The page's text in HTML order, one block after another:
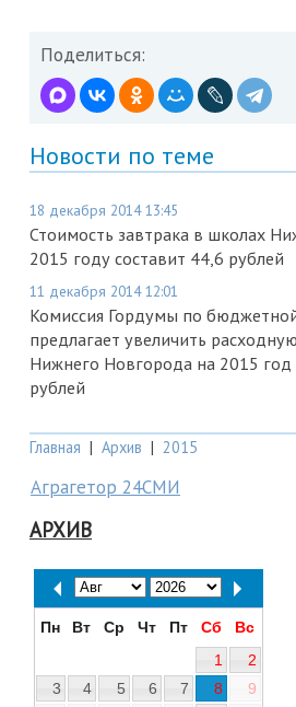
Поделиться:
Новости по теме
18 декабря 2014 13:45
Стоимость завтрака в школах
2015 году составит 44,6 рублей
11 декабря 2014 12:01
Комиссия Гордумы по
предлагает увеличить
Нижнего Новгорода на 2015
рублей
Главная | Архив | 2015
Аграгетор 24СМИ
АРХИВ
Пн Вт Ср Чт Пт Сб
Вс
1
2
3
4 5 6 7 8
9